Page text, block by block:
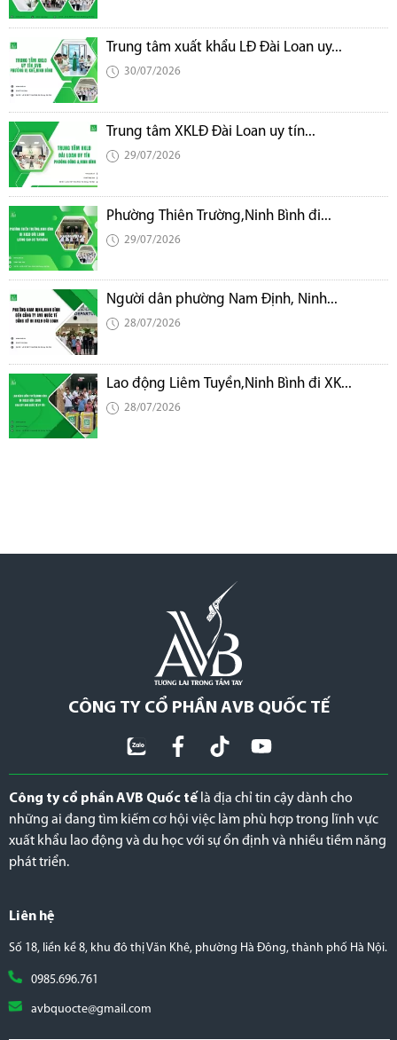
Trung tâm xuất khẩu LĐ Đài Loan uy...
30/07/2026
Trung tâm XKLĐ Đài Loan uy tín...
29/07/2026
Phường Thiên Trường,Ninh Bình đi...
29/07/2026
Người dân phường Nam Định, Ninh...
28/07/2026
Lao động Liêm Tuyền,Ninh Bình đi XK...
28/07/2026
CÔNG TY CỔ PHẦN AVB QUỐC TẾ
Công ty cổ phần AVB Quốc tế là địa chỉ tin cậy dành cho
những ai đang tìm kiếm cơ hội việc làm phù hợp trong lĩnh vực
xuất khẩu lao động và du học với sự ổn định và nhiều tiềm năng
phát triển.
Liên hệ
Số 18, liền kề 8, khu đô thị Văn Khê, phường Hà Đông, thành phố Hà Nội.
0985.696.761
avbquocte@gmail.com